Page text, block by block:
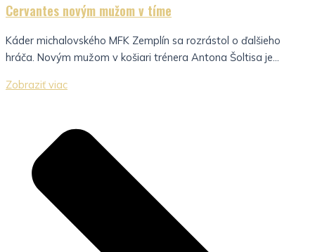
Cervantes novým mužom v tíme
Káder michalovského MFK Zemplín sa rozrástol o ďalšieho
hráča. Novým mužom v košiari trénera Antona Šoltisa je...
Zobraziť viac